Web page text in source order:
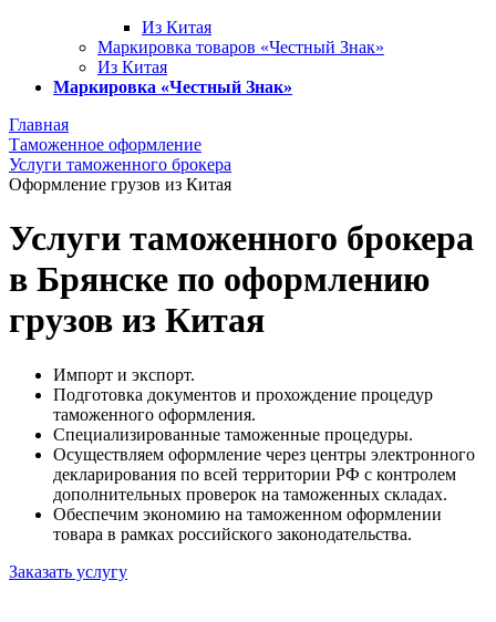
Из Китая
Маркировка товаров «Честный Знак»
Из Китая
Маркировка «Честный Знак»
Главная
Таможенное оформление
Услуги таможенного брокера
Оформление грузов из Китая
Услуги таможенного брокера
в Брянске по оформлению
грузов из Китая
Импорт и экспорт.
Подготовка документов и прохождение процедур
таможенного оформления.
Специализированные таможенные процедуры.
Осуществляем оформление через центры электронного
декларирования по всей территории РФ с контролем
дополнительных проверок на таможенных складах.
Обеспечим экономию на таможенном оформлении
товара в рамках российского законодательства.
Заказать услугу